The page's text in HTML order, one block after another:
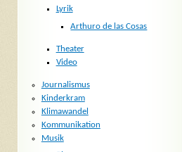
Lyrik
Arthuro de las Cosas
Theater
Video
Journalismus
Kinderkram
Klimawandel
Kommunikation
Musik